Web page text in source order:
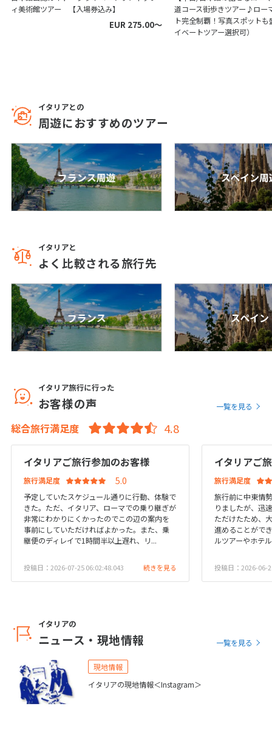
9
10 11 14
15
21
22
2028年5月
1 2 3 5
6
7
8 9 10 12
13
14
15 16 17 19
20
21
22 24 26
27
2028年6月
2
3
4
5 6 7 9
10
11
12 13 14 16
17
18
19 20 21 23
24
1
2
3 4 5
8
9
10 11
15
16
17 18 19 20
22
23
24 25 26 27
29
30
31
カターニア
アグリジェント トラパニ
ファヴィニャーナ イスキア島
ィ美術館ツアー 【入場券込み】
EUR 275.00〜
道コース街歩きツアー♪ロー
ト完全制覇！写真スポット
イベートツアー選択可）
イタリアとの
周遊におすすめのツアー
フランス周遊 スペイン周
イタリアと
よく比較される旅行先
フランス スペイン
イタリア旅行に行った
お客様の声 一覧を見る
総合旅行満足度
イタリアご旅行参加のお客様
旅行満足度
予定していたスケジュール通りに行動、体験で
きた。ただ、イタリア、ローマでの乗り継ぎが
非常にわかりにくかったのでこの辺の案内を
事前にしていただければよかった。また、乗
継便のディレイで1時間半以上遅れ、リ...
投稿日：2026-07-25 06:02:48.043 続きを見る
イタリアご
旅行満足度
旅行前に中東情
りましたが、迅
ただけたため、
進めることがで
ルツアーやホテ
投稿日：2026-06-
イタリアの
ニュース・現地情報 一覧を見る
現地情報
イタリアの現地情報＜Instagram＞